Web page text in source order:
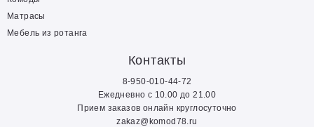
Матрасы
Мебель из ротанга
Контакты
8-950-010-44-72
Ежедневно с 10.00 до 21.00
Прием заказов онлайн круглосуточно
zakaz@komod78.ru